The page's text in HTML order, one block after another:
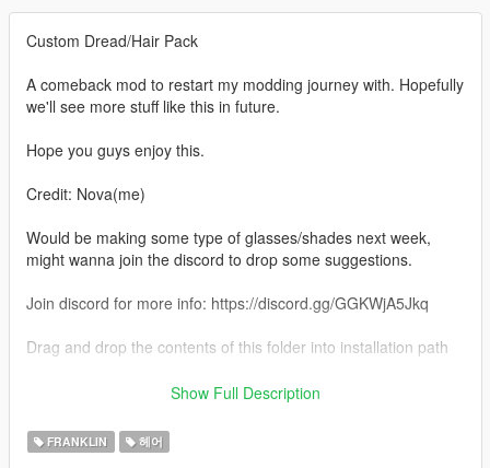
Custom Dread/Hair Pack
A comeback mod to restart my modding journey with. Hopefully
we'll see more stuff like this in future.
Hope you guys enjoy this.
Credit: Nova(me)
Would be making some type of glasses/shades next week,
might wanna join the discord to drop some suggestions.
Join discord for more info: https://discord.gg/GGKWjA5Jkq
Drag and drop the contents of this folder into installation path
pf\player_one
Show Full Description
FRANKLIN 헤어